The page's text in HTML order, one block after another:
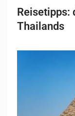
Reisetipps:
Thailands